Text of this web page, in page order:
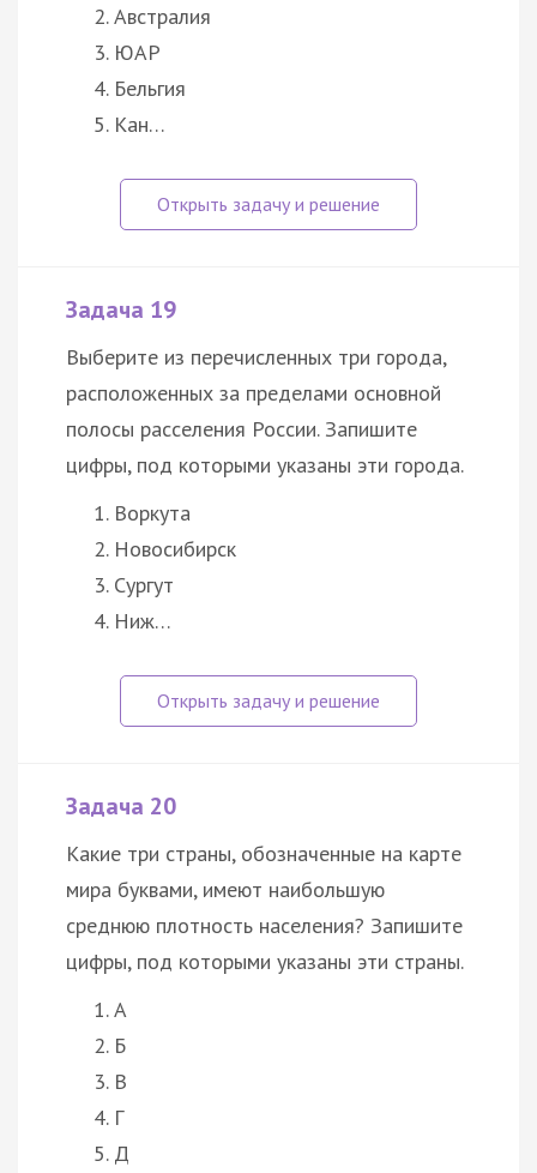
Австралия
ЮАР
Бельгия
Кан…
Задача 19
Выберите из перечисленных три города,
расположенных за пределами основной
полосы расселения России. Запишите
цифры, под которыми указаны эти города.
Воркута
Новосибирск
Сургут
Ниж…
Задача 20
Какие три страны, обозначенные на карте
мира буквами, имеют наибольшую
среднюю плотность населения? Запишите
цифры, под которыми указаны эти страны.
А
Б
В
Г
Д